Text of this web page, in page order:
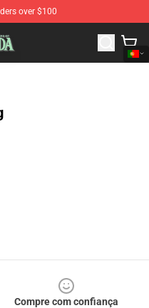
over $100
Official The Legend of
Compre com confiança